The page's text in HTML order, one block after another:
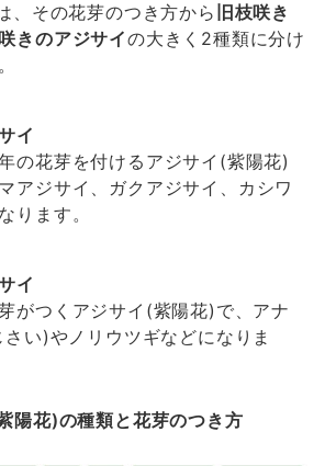
、その花芽のつき方から 旧枝咲き
きのアジサイの大きく2種類に分け
イ
の花芽を付けるアジサイ(紫陽花)
アジサイ、ガクアジサイ、カシワ
ります。
イ
がつくアジサイ(紫陽花)で、アナ
い)やノリウツギなどになりま
陽花)の種類と花芽のつき方